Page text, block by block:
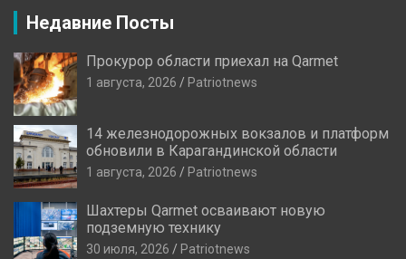
Недавние Посты
Прокурор области приехал на Qarmet
1 августа, 2026 Patriotnews
14 железнодорожных вокзалов и платформ
обновили в Карагандинской области
1 августа, 2026 Patriotnews
Шахтеры Qarmet осваивают новую
подземную технику
30 июля, 2026 Patriotnews